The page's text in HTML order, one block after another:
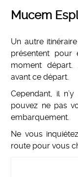
Mucem
Un autre
présentent pour
moment départ.
avant ce départ.
Cependant, il
pouvez ne pas
embarquement.
Ne vous
route pour vous